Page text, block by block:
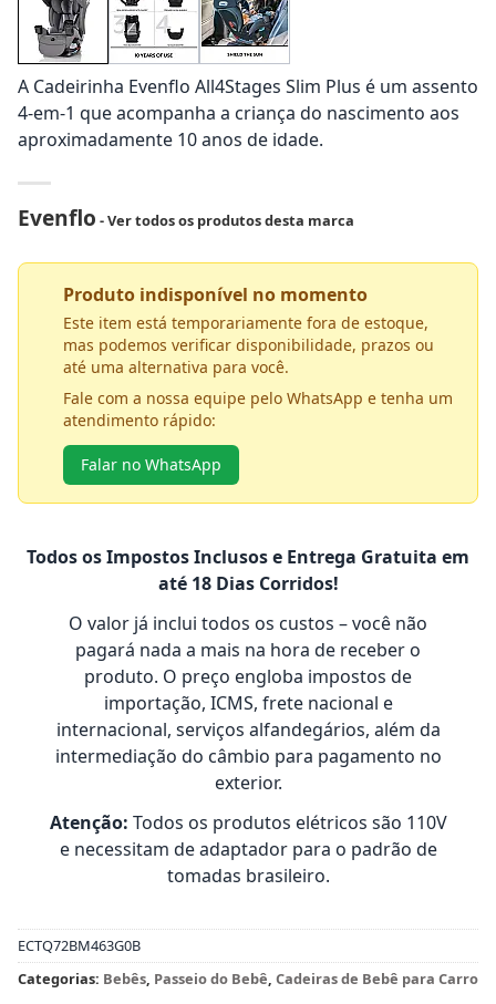
A Cadeirinha Evenflo All4Stages Slim Plus é um assento
4-em-1 que acompanha a criança do nascimento aos
aproximadamente 10 anos de idade.
Evenflo - Ver todos os produtos desta marca
Produto indisponível no momento
Este item está temporariamente fora de estoque,
mas podemos verificar disponibilidade, prazos ou
até uma alternativa para você.
Fale com a nossa equipe pelo WhatsApp e tenha um
atendimento rápido:
Falar no WhatsApp
Todos os Impostos Inclusos e Entrega Gratuita em
até 18 Dias Corridos!
O valor já inclui todos os custos – você não
pagará nada a mais na hora de receber o
produto. O preço engloba impostos de
importação, ICMS, frete nacional e
internacional, serviços alfandegários, além da
intermediação do câmbio para pagamento no
exterior.
Atenção: Todos os produtos elétricos são 110V
e necessitam de adaptador para o padrão de
tomadas brasileiro.
ECTQ72BM463G0B
Categorias: Bebês, Passeio do Bebê, Cadeiras de Bebê para Carro